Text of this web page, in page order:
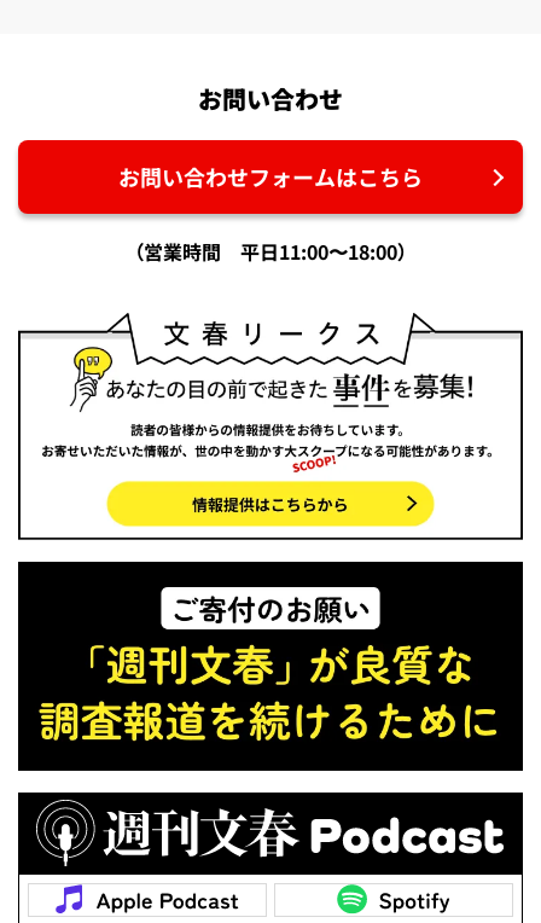
お問い合わせ
お問い合わせフォームはこちら
（営業時間 平日11:00〜18:00）